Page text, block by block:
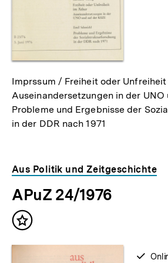
Imprssum / Freiheit oder Unfreiheit
Auseinandersetzungen in der
Probleme und Ergebnisse der
in der DDR nach 1971
Aus Politik und Zeitgeschichte
APuZ 24/1976
Inhalt